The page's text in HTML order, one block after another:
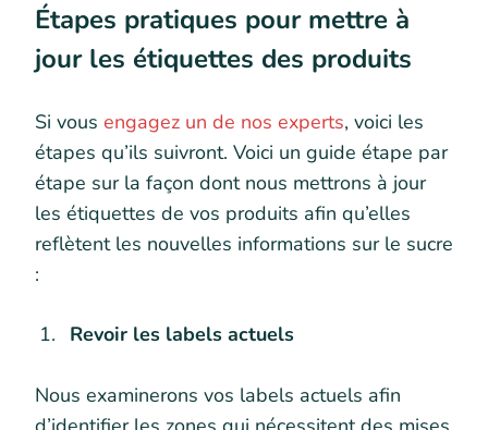
Étapes pratiques pour mettre à
jour les étiquettes des produits
Si vous engagez un de nos experts, voici les
étapes qu’ils suivront. Voici un guide étape par
étape sur la façon dont nous mettrons à jour
les étiquettes de vos produits afin qu’elles
reflètent les nouvelles informations sur le sucre
:
Revoir les labels actuels
Nous examinerons vos labels actuels afin